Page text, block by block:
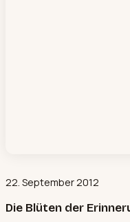
22. September 2012
Die Blüten der